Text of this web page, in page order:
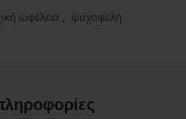
ωφέλεια , ψυχοφελή